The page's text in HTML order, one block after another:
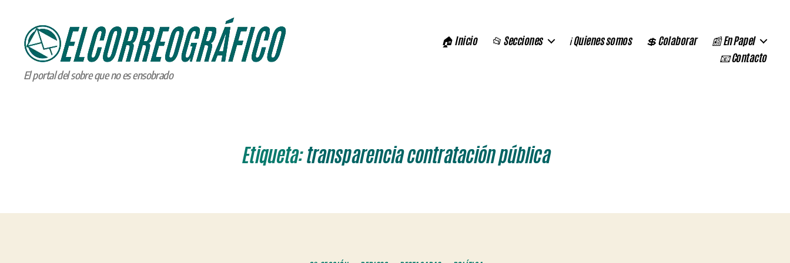
ELCORREOGRÁFICO
El portal del sobre que no es ensobrado
🏠 Inicio 📂 Secciones ℹ️ Quienes somos 💲 Colaborar
📰 En Papel
📧 Contacto
Etiqueta:transparencia contratación pública
Categorías